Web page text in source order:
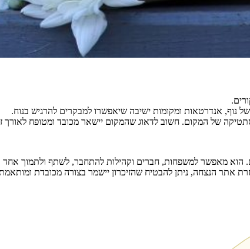
נוף, אנדרטאות ומקומות ישיבה שיאפשרו למבקרים להרגיש בנוח.
של המקום. חשוב לדאוג שהמקום יישאר מכובד ומטופח לאורך
הוא מאפשר למשפחות, חברים וקהילות להתחבר, לשתף ולתמוך אחד
הנצחה, ניתן להבטיח שהזיכרון יישמר בצורה מכובדת